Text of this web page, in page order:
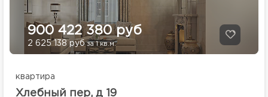
900 422 380 руб
2 625 138 рубза 1 кв.м.
квартира
Хлебный пер, д 19